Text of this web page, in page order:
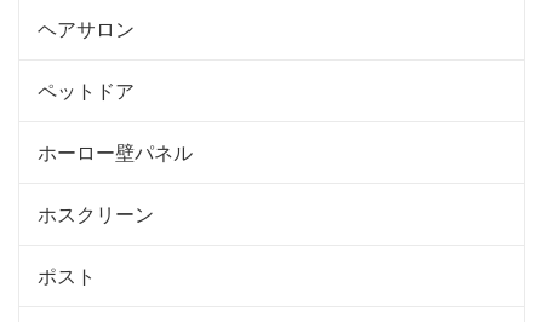
ヘアサロン
ペットドア
ホーロー壁パネル
ホスクリーン
ポスト